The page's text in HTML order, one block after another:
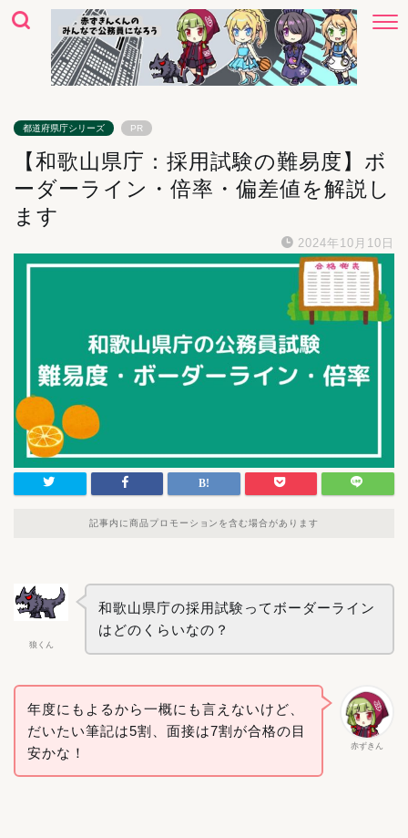
都道府県庁シリーズ PR
【和歌山県庁：採用試験の難易度】ボ
ーダーライン・倍率・偏差値を解説し
ます
2024年10月10日
記事内に商品プロモーションを含む場合があります
狼くん
和歌山県庁の採用試験ってボーダーライン
はどのくらいなの？
赤ずきん
年度にもよるから一概にも言えないけど、
だいたい筆記は5割、面接は7割が合格の目
安かな！